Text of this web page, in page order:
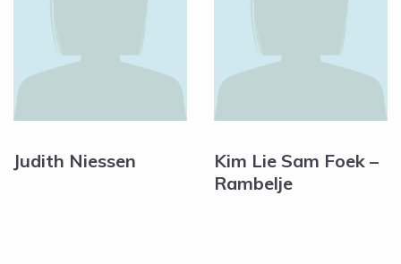
Judith Niessen
Kim Lie Sam Foek –
Rambelje